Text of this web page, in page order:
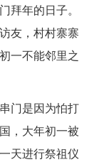
拜年的日子。
友，村村寨寨
一不能邻里之
门是因为怕打
，大年初一被
天进行祭祖仪